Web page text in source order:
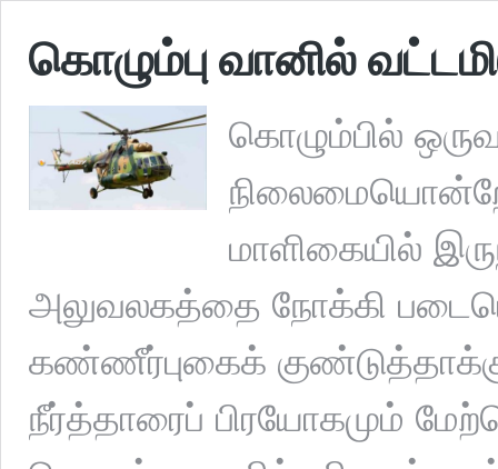
கொழும்பு வானில்
கொழும்பில்
நிலைமையொன்றே
மாளிகையில்
அலுவலகத்தை நோக்கி
கண்ணீர்புகைக்
நீர்த்தாரைப் பிரயோகமும்